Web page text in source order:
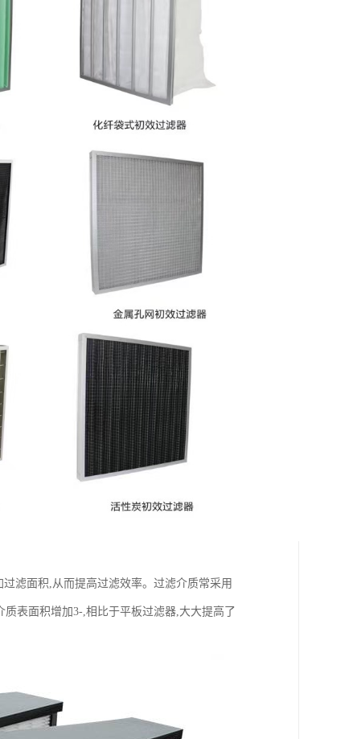
滤面积,从而提高过滤效率。过滤介质常采用
表面积增加3-,相比于平板过滤器,大大提高了